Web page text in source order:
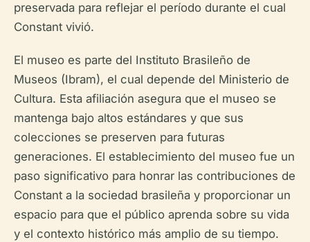
preservada para reflejar el período durante el cual
Constant vivió.
El museo es parte del Instituto Brasileño de
Museos (Ibram), el cual depende del Ministerio de
Cultura. Esta afiliación asegura que el museo se
mantenga bajo altos estándares y que sus
colecciones se preserven para futuras
generaciones. El establecimiento del museo fue un
paso significativo para honrar las contribuciones de
Constant a la sociedad brasileña y proporcionar un
espacio para que el público aprenda sobre su vida
y el contexto histórico más amplio de su tiempo.